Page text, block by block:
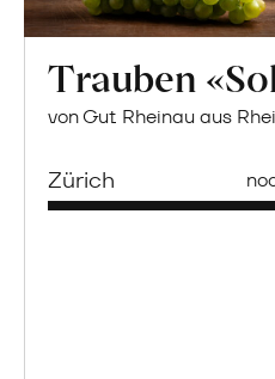
Trauben
von Gut Rheinau aus
Zürich